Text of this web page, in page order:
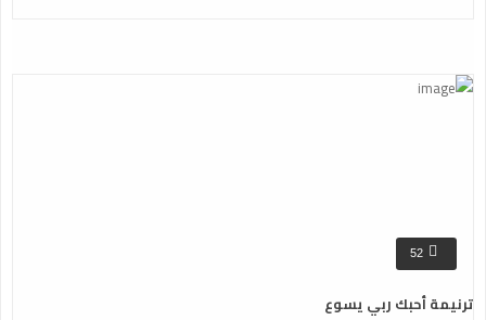
52
ترنيمة أحبك ربي يسوع